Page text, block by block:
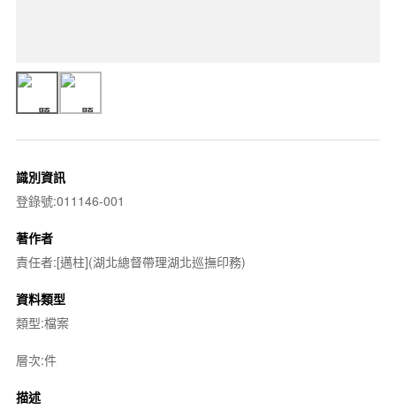
識別資訊
登錄號:011146-001
著作者
責任者:[邁柱](湖北總督帶理湖北巡撫印務)
資料類型
類型:檔案
層次:件
描述